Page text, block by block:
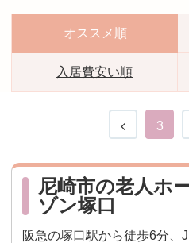
スタッフ紹介
おすすめ施設特集
オススメ順
入居費安い順
3
尼崎市の老人ホ
ゾン塚口
阪急の塚口駅から徒歩6分、